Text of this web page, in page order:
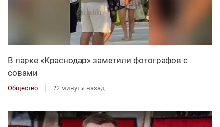
В парке «Краснодар» заметили фотографов с
совами
Общество 22 минуты назад